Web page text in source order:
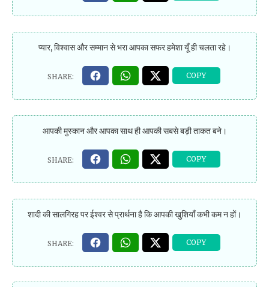
प्यार, विश्वास और सम्मान से भरा आपका सफर हमेशा यूँ ही चलता रहे।
आपकी मुस्कान और आपका साथ ही आपकी सबसे बड़ी ताकत बने।
शादी की सालगिरह पर ईश्वर से प्रार्थना है कि आपकी खुशियाँ कभी कम न हों।